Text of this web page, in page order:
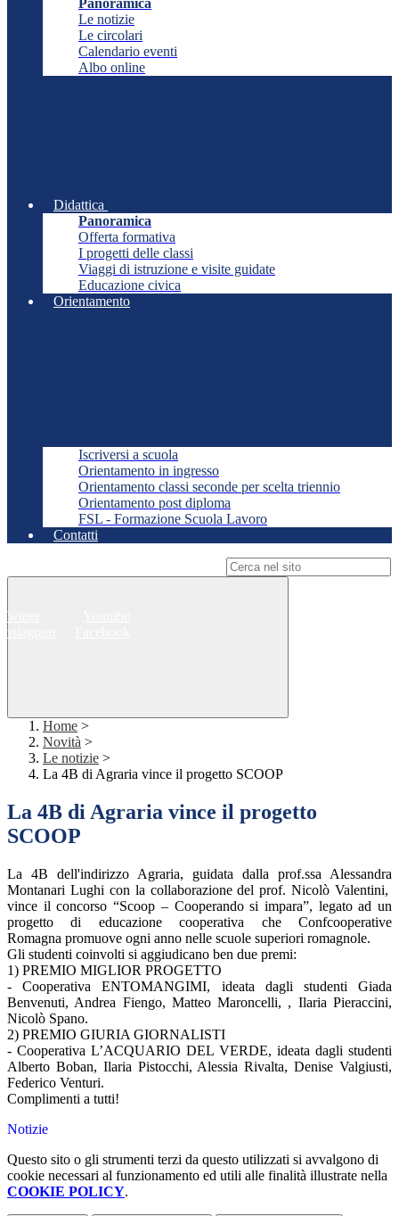
Panoramica
Le notizie
Le circolari
Calendario eventi
Albo online
Didattica
Panoramica
Offerta formativa
I progetti delle classi
Viaggi di istruzione e visite guidate
Educazione civica
Orientamento
Iscriversi a scuola
Orientamento in ingresso
Orientamento classi seconde per scelta triennio
Orientamento post diploma
FSL - Formazione Scuola Lavoro
Contatti
Twitter
Instagram
Home >
Novità >
Le notizie >
La 4B di Agraria vince il progetto SCOOP
La 4B di Agraria vince il progetto
SCOOP
La 4B dell'indirizzo Agraria, guidata dalla prof.ssa Alessandra
Montanari Lughi con la collaborazione del prof. Nicolò Valentini,
vince il concorso “Scoop – Cooperando si impara”, legato ad un
progetto di
educazione cooperativa che Confcooperative
Romagna promuove ogni anno nelle scuole superiori romagnole.
Gli studenti coinvolti si aggiudicano ben due premi:
1) PREMIO MIGLIOR PROGETTO
- Cooperativa ENTOMANGIMI, ideata dagli studenti Giada
Benvenuti, Andrea Fiengo, Matteo Maroncelli, , Ilaria Pieraccini,
Nicolò Spano.
2) PREMIO GIURIA GIORNALISTI
- Cooperativa L’ACQUARIO DEL VERDE, ideata dagli studenti
Alberto Boban, Ilaria Pistocchi, Alessia Rivalta, Denise Valgiusti,
Federico Venturi.
Complimenti a tutti!
Notizie
Questo sito o gli strumenti terzi da questo utilizzati si avvalgono di
cookie necessari al funzionamento ed utili alle finalità illustrate nella
COOKIE POLICY.